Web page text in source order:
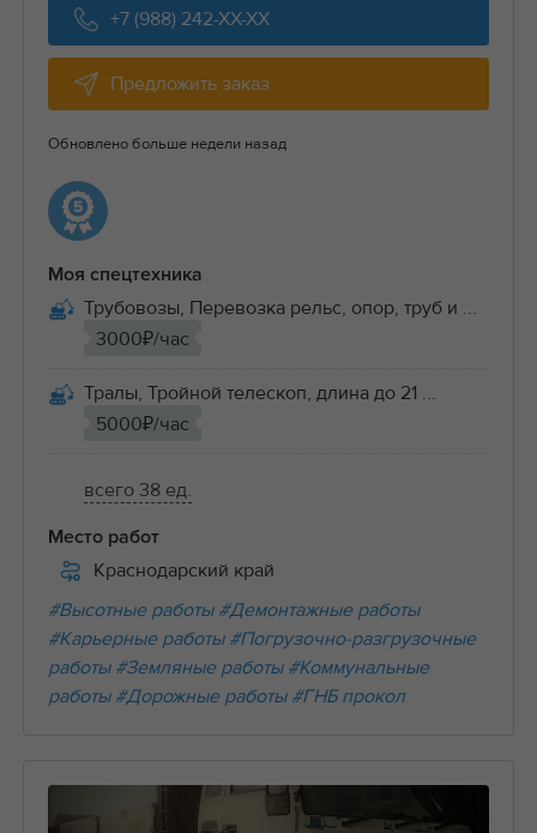
+7 (988) 242-XX-XX
Предложить заказ
Обновлено больше недели назад
Моя спецтехника
Трубовозы, Перевозка рельс, опор, труб и ...
3000₽/час
Тралы, Тройной телескоп, длина до 21 ...
5000₽/час
всего 38 ед.
Место работ
Краснодарский край
#Высотные работы #Демонтажные работы
#Карьерные работы #Погрузочно-разгрузочные
работы #Земляные работы #Коммунальные
работы #Дорожные работы #ГНБ прокол